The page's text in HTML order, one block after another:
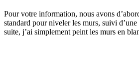
Pour votre information, nous avons
standard pour niveler les murs, suivi
suite, j’ai simplement peint les murs en